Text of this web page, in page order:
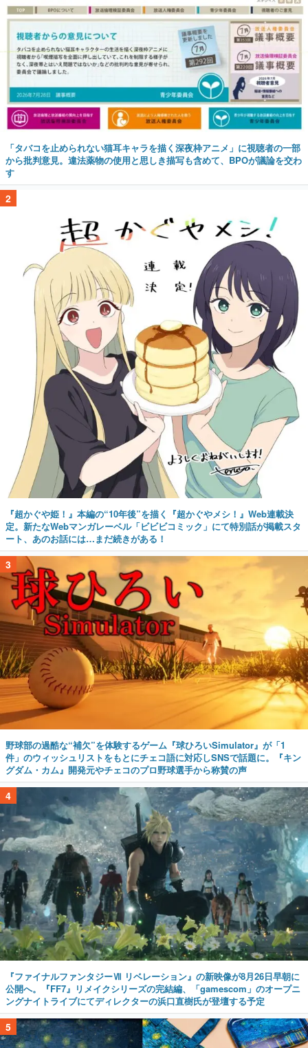
「タバコを止められない猫耳キャラを描く深夜枠アニメ」に視聴者の一部
から批判意見。違法薬物の使用と思しき描写も含めて、BPOが議論を交わ
す
2
『超かぐや姫！』本編の“10年後”を描く『超かぐやメシ！』Web連載決
定。新たなWebマンガレーベル「ビビビコミック」にて特別話が掲載スタ
ート、あのお話には…まだ続きがある！
3
野球部の過酷な“補欠”を体験するゲーム『球ひろいSimulator』が「1
件」のウィッシュリストをもとにチェコ語に対応しSNSで話題に。『キン
グダム・カム』開発元やチェコのプロ野球選手から称賛の声
4
『ファイナルファンタジーⅦ リベレーション』の新映像が8月26日早朝に
公開へ。『FF7』リメイクシリーズの完結編、「gamescom」のオープニ
ングナイトライブにてディレクターの浜口直樹氏が登壇する予定
5